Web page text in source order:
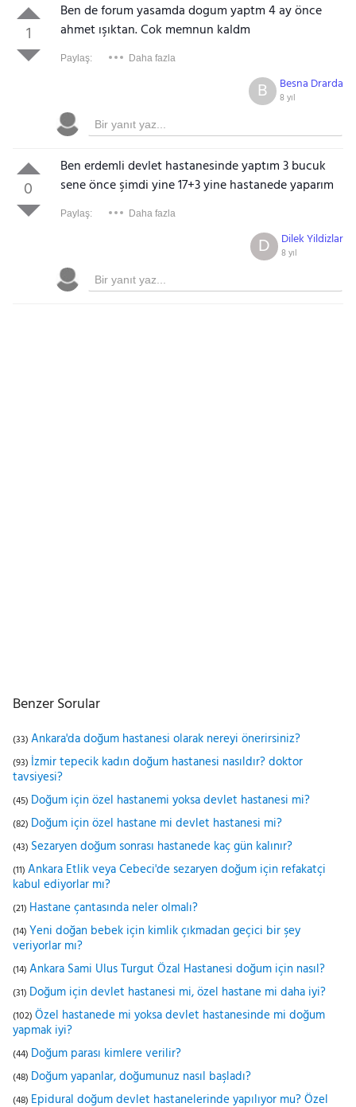
1
Ben de forum yasamda dogum yaptm 4 ay önce
ahmet ışıktan. Cok memnun kaldm
Paylaş: Daha fazla
Besna Drarda
8 yıl
B
0
Ben erdemli devlet hastanesinde yaptım 3 bucuk
sene önce şimdi yine 17+3 yine hastanede yaparım
Paylaş: Daha fazla
Dilek Yildizlar
8 yıl
D
Benzer Sorular
(33) Ankara'da doğum hastanesi olarak nereyi önerirsiniz?
(93) İzmir tepecik kadın doğum hastanesi nasıldır? doktor
tavsiyesi?
(45) Doğum için özel hastanemi yoksa devlet hastanesi mi?
(82) Doğum için özel hastane mi devlet hastanesi mi?
(43) Sezaryen doğum sonrası hastanede kaç gün kalınır?
(11) Ankara Etlik veya Cebeci'de sezaryen doğum için refakatçi
kabul ediyorlar mı?
(21) Hastane çantasında neler olmalı?
(14) Yeni doğan bebek için kimlik çıkmadan geçici bir şey
veriyorlar mı?
(14) Ankara Sami Ulus Turgut Özal Hastanesi doğum için nasıl?
(31) Doğum için devlet hastanesi mi, özel hastane mi daha iyi?
(102) Özel hastanede mi yoksa devlet hastanesinde mi doğum
yapmak iyi?
(44) Doğum parası kimlere verilir?
(48) Doğum yapanlar, doğumunuz nasıl başladı?
(48) Epidural doğum devlet hastanelerinde yapılıyor mu? Özel